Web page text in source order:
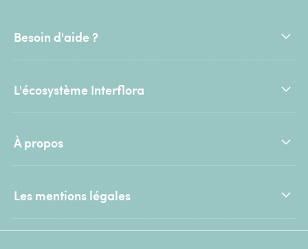
Besoin d'aide ?
L'écosystème Interflora
À propos
Les mentions légales